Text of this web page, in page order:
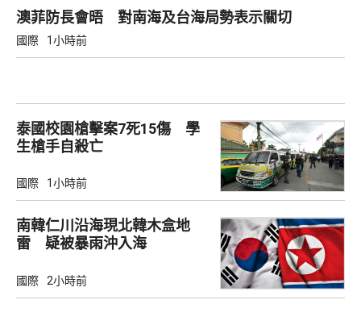
澳菲防長會晤 對南海及台海局勢表示關切
國際 1小時前
泰國校園槍擊案7死15傷 學
生槍手自殺亡
國際 1小時前
南韓仁川沿海現北韓木盒地
雷 疑被暴雨沖入海
國際 2小時前